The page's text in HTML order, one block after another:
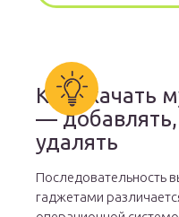
Как скачать
— добавлять,
удалять
Последовательность
гаджетами